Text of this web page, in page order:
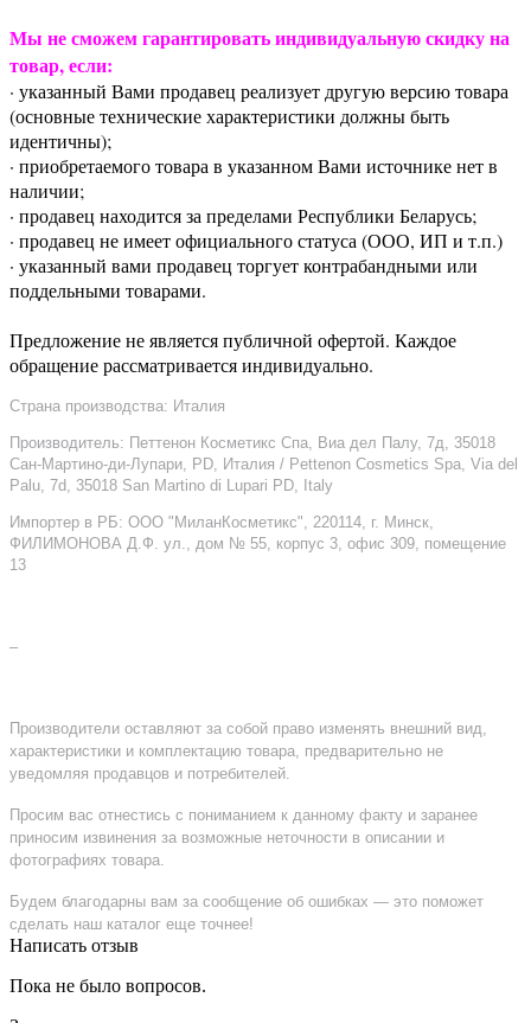
Мы не сможем гарантировать индивидуальную скидку на
товар, если:
· указанный Вами продавец реализует другую версию товара
(основные технические характеристики должны быть
идентичны);
· приобретаемого товара в указанном Вами источнике нет в
наличии;
· продавец находится за пределами Республики Беларусь;
· продавец не имеет официального статуса (ООО, ИП и т.п.)
· указанный вами продавец торгует контрабандными или
поддельными товарами.
Предложение не является публичной офертой. Каждое
обращение рассматривается индивидуально.
Страна производства: Италия
Производитель: Петтенон Косметикс Спа, Виа дел Палу, 7д, 35018
Сан-Мартино-ди-Лупари, PD, Италия / Pettenon Cosmetics Spa, Via del
Palu, 7d, 35018 San Martino di Lupari PD, Italy
Импортер в РБ: ООО "МиланКосметикс", 220114, г. Минск,
ФИЛИМОНОВА Д.Ф. ул., дом № 55, корпус 3, офис 309, помещение
13
–
Производители оставляют за собой право изменять внешний вид,
характеристики и комплектацию товара, предварительно не
уведомляя продавцов и потребителей.
Просим вас отнестись с пониманием к данному факту и заранее
приносим извинения за возможные неточности в описании и
фотографиях товара.
Будем благодарны вам за сообщение об ошибках — это поможет
сделать наш каталог еще точнее!
Написать отзыв
Пока не было вопросов.